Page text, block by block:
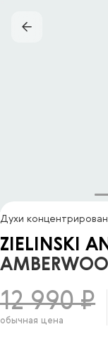
Духи
ZIELINSKI
12 990 ₽
обычная цена